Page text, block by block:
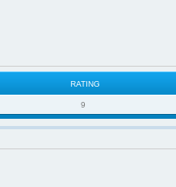
RATING
9